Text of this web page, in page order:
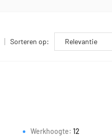
Sorteren op:
Werkhoogte: 12